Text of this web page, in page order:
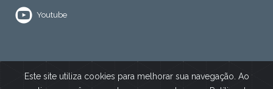
Youtube
Este site utiliza cookies para melhorar sua navegação. Ao